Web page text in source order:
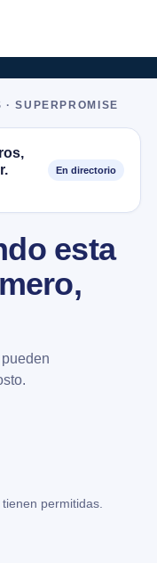
SUPERPROMISE
En directorio
esta
permitidas.